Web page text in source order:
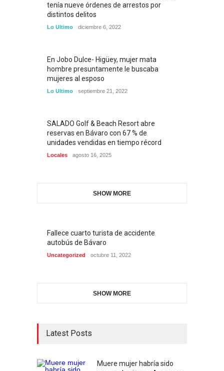
tenía nueve órdenes de arrestos por
distintos delitos
Lo Ultimo diciembre 6, 2022
En Jobo Dulce- Higüey, mujer mata
hombre presuntamente le buscaba
mujeres al esposo
Lo Ultimo septiembre 21, 2022
SALADO Golf & Beach Resort abre
reservas en Bávaro con 67 % de
unidades vendidas en tiempo récord
Locales agosto 16, 2025
SHOW MORE
Fallece cuarto turista de accidente
autobús de Bávaro
Uncategorized octubre 11, 2022
SHOW MORE
Latest Posts
Muere mujer habría sido